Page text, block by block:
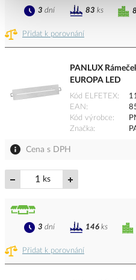
Přidat k porovnání
8
3 dní 83 ks
PANLUX
EUROPA LED
Kód ELFETEX
EAN
Kód výrobce
Značka
Cena s DPH
ks
Přidat k porovnání
3 dní 146 ks